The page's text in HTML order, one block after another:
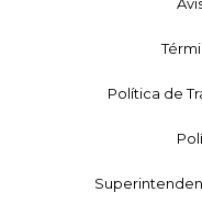
Política de